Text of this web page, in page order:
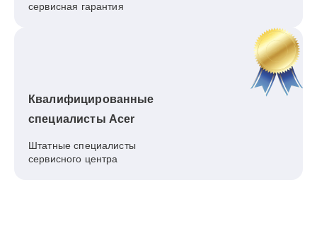
сервисная гарантия
Квалифицированные
специалисты Acer
Штатные специалисты
сервисного центра